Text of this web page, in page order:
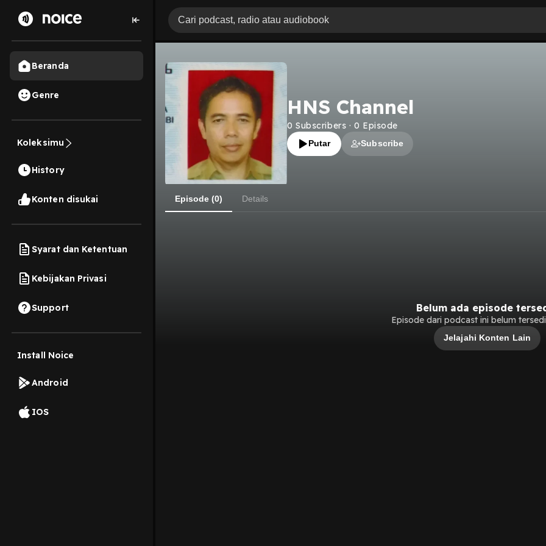
Beranda
Genre
Koleksimu
History
Konten disukai
Syarat dan Ketentuan
Kebijakan Privasi
Support
Install Noice
Android
IOS
HNS Channel
0 Subscribers · 0 Episode
Putar Subscribe
Episode (0) Details
Belum ada episode
Episode dari podcast ini belum
Jelajahi Konten Lain